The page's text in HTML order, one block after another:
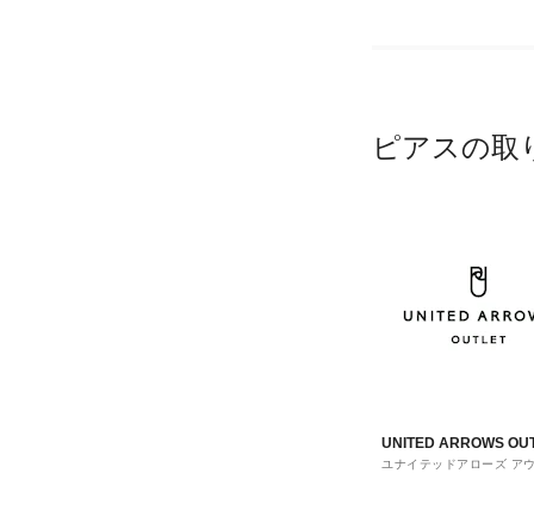
ピアスの取
UNITED ARROWS
ユナイテッドアローズ ア